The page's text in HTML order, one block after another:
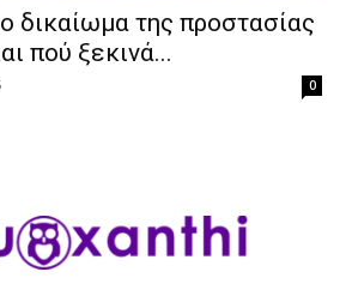
δικαίωμα της προστασίας
πού ξεκινά...
0